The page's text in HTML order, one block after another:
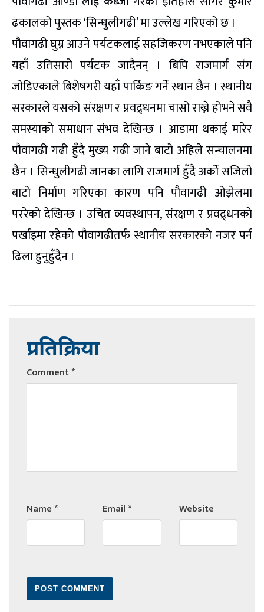
ढकालको पुस्तक ‘सिन्धुलीगढी’ मा उल्लेख गरिएको छ ।
पौवागढी घुम्न आउने पर्यटकलाई सहजिकरण नभएकाले पनि
यहाँ उतिसारो पर्यटक जादैनन् । बिपि राजमार्ग संग
जोडिएकाले बिशेषगरी यहाँ पार्किङ गर्ने स्थान छैन । स्थानीय
सरकारले यसको संरक्षण र प्रवद्र्धनमा चासो राख्ने होभने सवै
समस्याको समाधान संभव देखिन्छ । आडामा थकाई मारेर
पौवागढी गढी हुँदै मुख्य गढी जाने बाटो अहिले सन्चालनमा
छैन । सिन्धुलीगढी जानका लागि राजमार्ग हुँदै अर्काे सजिलो
बाटो निर्माण गरिएका कारण पनि पौवागढी ओझेलमा
पररेको देखिन्छ । उचित व्यवस्थापन, संरक्षण र प्रवद्र्धनको
पर्खाइमा रहेको पौवागढीतर्फ स्थानीय सरकारको नजर पर्न
ढिला हुनुहुँदैन ।
प्रतिक्रिया
Comment*
Name* Email* Website